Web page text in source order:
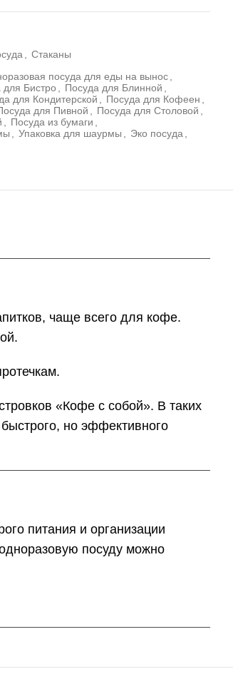
Стаканы
посуда для еды на вынос
для Бистро Посуда для Блинной
для Кондитерской Посуда для Кофеен
для Пивной Посуда для Столовой
Посуда из бумаги
Упаковка для шаурмы Эко посуда
чаще всего для кофе.
«Кофе с собой». В таких
но эффективного
питания и организации
посуду можно